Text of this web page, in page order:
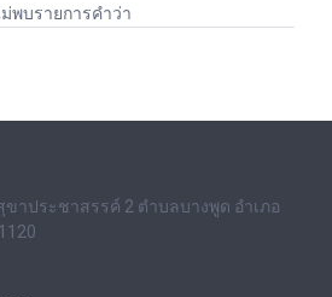
พบรายการคำว่า
าประชาสรรค์ 2 ตำบลบางพูด อำเภอ